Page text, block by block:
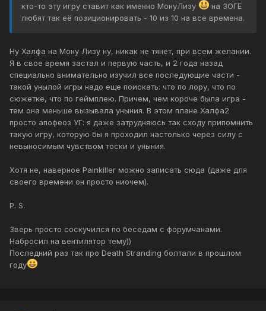
кто-то эту игру ставит как именно МонуЛизу
на ЗОГЕ
любят так её позиционировать - 10 из 10 на все времена.
Ну Халфа на Мону Лизу ну, никак не тянет, при всем желании.
Я в свое время застал и первую часть, и 2 года назад
специально внимательно изучил все последующие части -
такой унылой игры надо еще поискать: что по лору, что по
сюжетке, что по геймплею. Причем, чем короче была игра -
тем она меньше вызывала уныния. В этом плане Халфа2
просто апофеоз УГ: я даже затрудняюсь так сходу припомнить
такую игру, которую бы я проходил настолько через силу с
невыносимым чувством тоски и уныния.
Хотя не, наверное Painkiller можно записать сюда (даже для
своего времени он просто ниочем).
P. S.
Зверь просто соскучился по беседам с форумчанами.
Набросил на вентилятор тему))
Последний раз так про Death Stranding болтали в прошлом
году